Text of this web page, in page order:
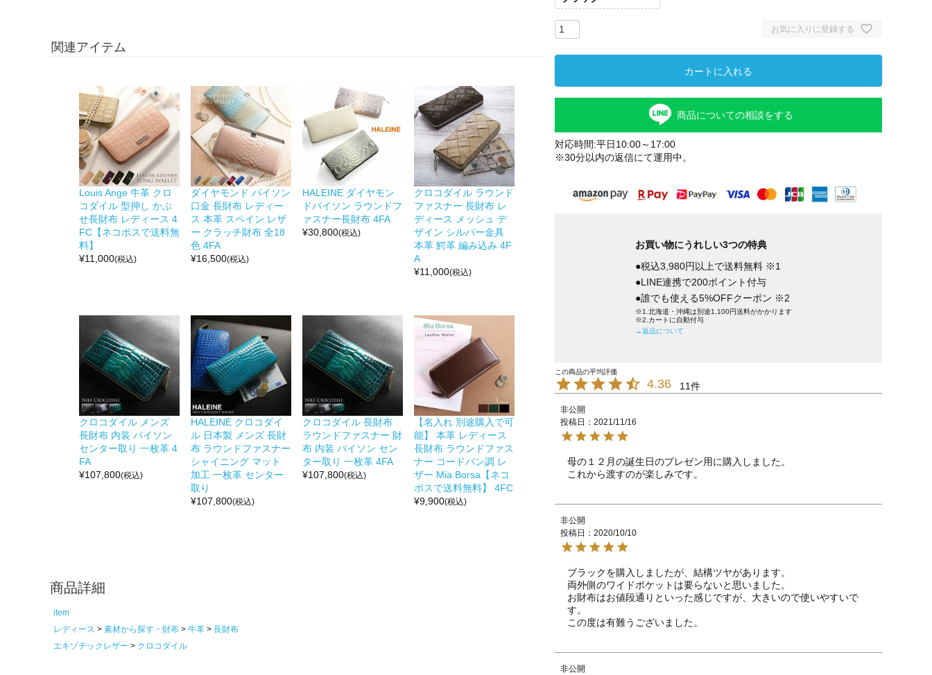
関連アイテム
Louis Ange 牛革 クロ
コダイル 型押し かぶ
せ長財布 レディース 4
FC【ネコポスで送料無
料】
¥11,000(税込)
ダイヤモンド パイソン
口金 長財布 レディー
ス 本革 スペイン レザ
ー クラッチ財布 全18
色 4FA
¥16,500(税込)
HALEINE ダイヤモン
ドパイソン ラウンドフ
ァスナー長財布 4FA
¥30,800(税込)
クロコダイル ラウンド
ファスナー 長財布 レ
ディース メッシュ デ
ザイン シルバー金具
本革 鰐革 編み込み 4F
A
¥11,000(税込)
クロコダイル メンズ
長財布 内装 パイソン
センター取り 一枚革 4
FA
¥107,800(税込)
HALEINE クロコダイ
ル 日本製 メンズ 長財
布 ラウンドファスナー
シャイニング マット
加工 一枚革 センター
取り
¥107,800(税込)
クロコダイル 長財布
ラウンドファスナー 財
布 内装 パイソン セン
ター取り 一枚革 4FA
¥107,800(税込)
【名入れ 別途購入で可
能】 本革 レディース
長財布 ラウンドファス
ナー コードバン調 レ
ザー Mia Borsa【ネコ
ポスで送料無料】 4FC
¥9,900(税込)
商品詳細
item
レディース
素材から探す・財布 牛革
長財布
エキゾチックレザー
クロコダイル
お気に入りに登録する
カートに入れる
商品についての相談をする
対応時間:平日10:00～17:00
※30分以内の返信にて運用中。
お買い物にうれしい3つの特典
●税込3,980円以上で送料無料 ※1
●LINE連携で200ポイント付与
●誰でも使える5%OFFクーポン ※2
※1.北海道・沖縄は別途1,100円送料がかかります
※2.カートに自動付与
→返品について
4.36 11
非公開
投稿日
2021/11/16
母の１２月の誕生日のプレゼン用に購入しました。
これから渡すのが楽しみです。
非公開
投稿日
2020/10/10
ブラックを購入しましたが、結構ツヤがあります。
両外側のワイドポケットは要らないと思いました。
お財布はお値段通りといった感じですが、大きいので使いやすいで
す。
非公開